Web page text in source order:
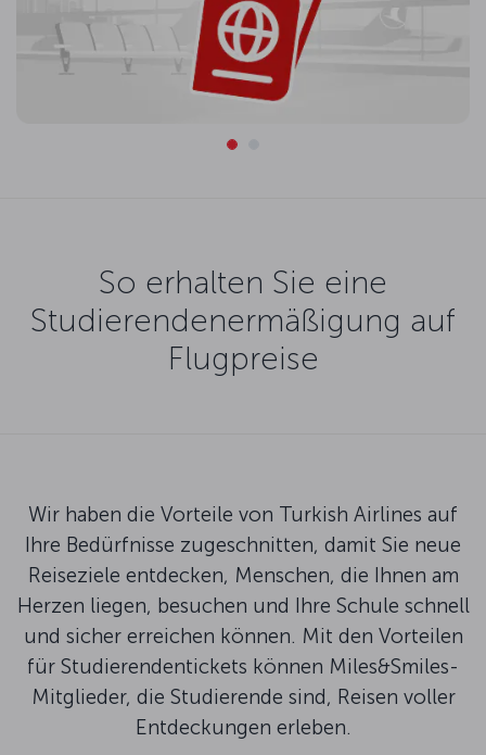
So erhalten Sie eine
Studierendenermäßigung auf
Flugpreise
Wir haben die Vorteile von Turkish Airlines auf
Ihre Bedürfnisse zugeschnitten, damit Sie neue
Reiseziele entdecken, Menschen, die Ihnen am
Herzen liegen, besuchen und Ihre Schule schnell
und sicher erreichen können. Mit den Vorteilen
für Studierendentickets können Miles&Smiles-
Mitglieder, die Studierende sind, Reisen voller
Entdeckungen erleben.